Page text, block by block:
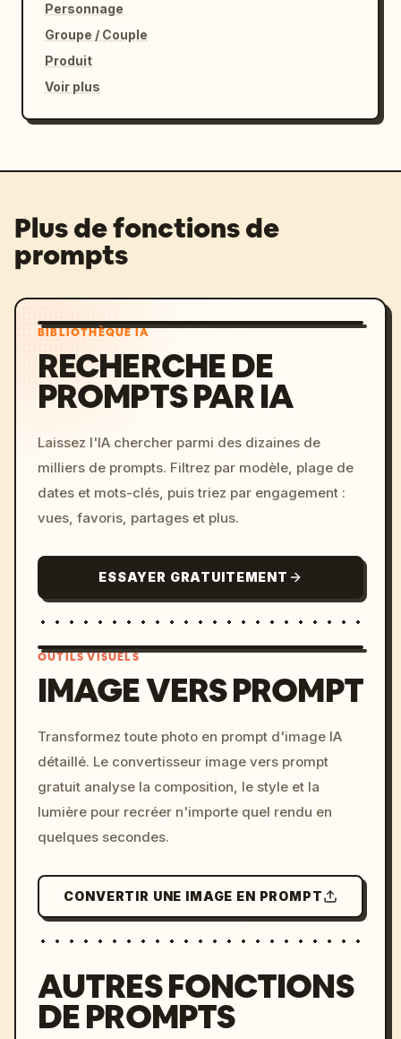
Personnage
Groupe / Couple
Produit
Voir plus
Plus de fonctions de
prompts
BIBLIOTHÈQUE IA
RECHERCHE DE
PROMPTS PAR IA
Laissez l'IA chercher parmi des dizaines de
milliers de prompts. Filtrez par modèle, plage de
dates et mots-clés, puis triez par engagement :
vues, favoris, partages et plus.
ESSAYER GRATUITEMENT
c, cyberpunk sunset, neon
colors, 8k --v 6.0
OUTILS VISUELS
IMAGE VERS PROMPT
Transformez toute photo en prompt d'image IA
détaillé. Le convertisseur image vers prompt
gratuit analyse la composition, le style et la
lumière pour recréer n'importe quel rendu en
quelques secondes.
CONVERTIR UNE IMAGE EN PROMPT
AUTRES FONCTIONS
DE PROMPTS